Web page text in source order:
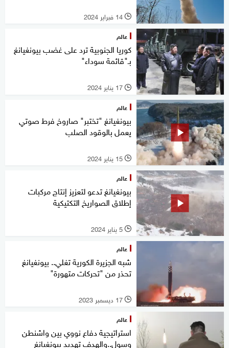
l 14 فبراير 2024
عالم
كوريا الجنوبية ترد على غضب بيونغيانغ
بـ"قائمة سوداء"
l 17 يناير 2024
عالم
بيونغيانغ "تختبر" صاروخ فرط صوتي
يعمل بالوقود الصلب
l 15 يناير 2024
عالم
بيونغيانغ تدعو لتعزيز إنتاج مركبات
إطلاق الصواريخ التكتيكية
l 5 يناير 2024
عالم
شبه الجزيرة الكورية تغلي.. بيونغيانغ
تحذر من "تحركات متهورة"
l 17 ديسمبر 2023
عالم
استراتيجية دفاع نووي بين واشنطن
وسول..والهدف تهديد بيونغيانغ